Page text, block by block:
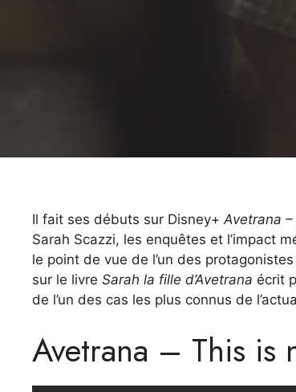
Il fait ses débuts sur Disney+Avetrana
Sarah Scazzi, les enquêtes et l’impact
le point de vue de l’un des
sur le livre Sarah la fille d’Avetrana écrit
de l’un des cas les plus connus de
Avetrana – This is